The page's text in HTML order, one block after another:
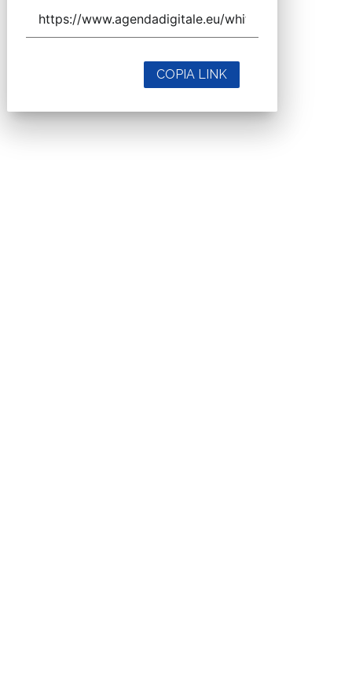
COPIA LINK